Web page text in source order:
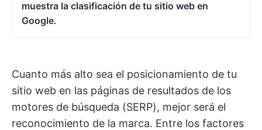
muestra la clasificación de tu sitio web en
Google.
Cuanto más alto sea el posicionamiento de tu
sitio web en las páginas de resultados de los
motores de búsqueda (SERP), mejor será el
reconocimiento de la marca. Entre los factores